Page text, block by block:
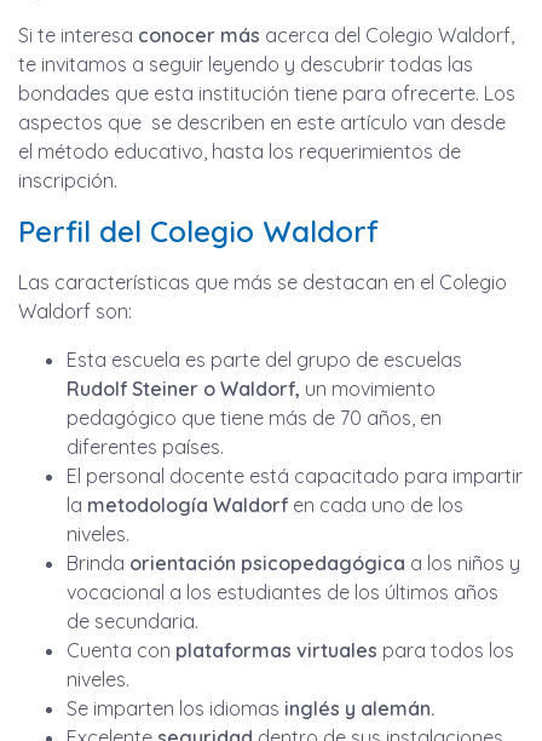
Si te interesa conocer más acerca del Colegio Waldorf,
te invitamos a seguir leyendo y descubrir todas las
bondades que esta institución tiene para ofrecerte. Los
aspectos que se describen en este artículo van desde
el método educativo, hasta los requerimientos de
inscripción.
Perfil del Colegio Waldorf
Las características que más se destacan en el Colegio
Waldorf son:
Esta escuela es parte del grupo de escuelas
Rudolf Steiner o Waldorf, un movimiento
pedagógico que tiene más de 70 años, en
diferentes países.
El personal docente está capacitado para impartir
la metodología Waldorf en cada uno de los
niveles.
Brinda orientación psicopedagógica a los niños y
vocacional a los estudiantes de los últimos años
de secundaria.
Cuenta con plataformas virtuales para todos los
niveles.
Se imparten los idiomas inglés y alemán.